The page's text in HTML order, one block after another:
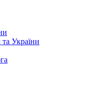
України